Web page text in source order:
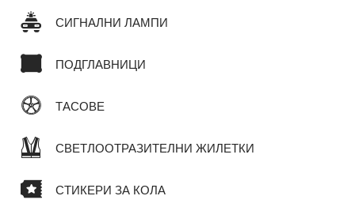
СИГНАЛНИ ЛАМПИ
ПОДГЛАВНИЦИ
ТАСОВЕ
СВЕТЛООТРАЗИТЕЛНИ ЖИЛЕТКИ
СТИКЕРИ ЗА КОЛА